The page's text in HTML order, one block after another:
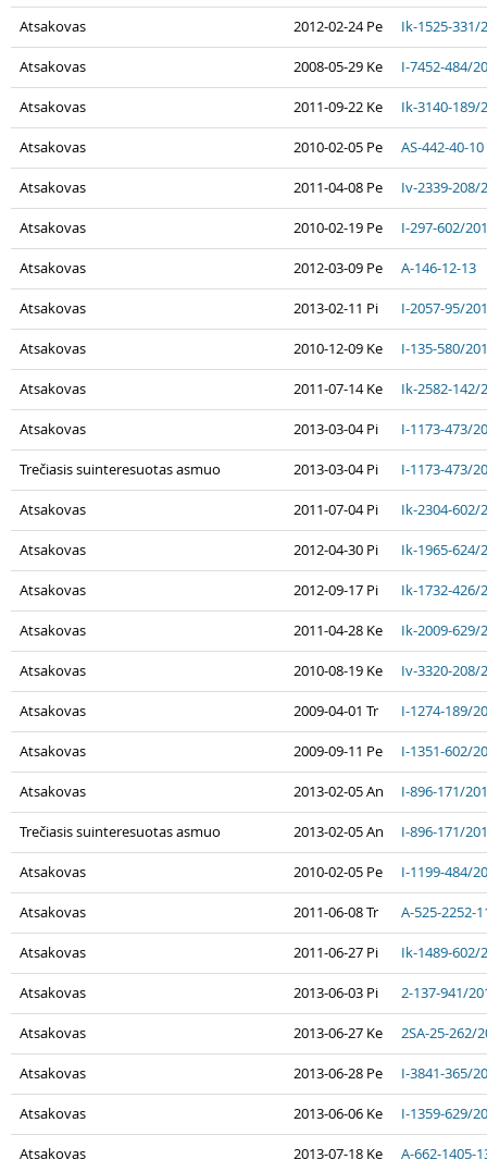
Atsakovas 2012-02-24 Pe Ik-1525-331/
Atsakovas 2008-05-29 Ke I-7452-484/
Atsakovas 2011-09-22 Ke Ik-3140-189/
Atsakovas 2010-02-05 Pe AS-442-40-10
Atsakovas 2011-04-08 Pe Iv-2339-208/
Atsakovas 2010-02-19 Pe I-297-602/
Atsakovas 2012-03-09 Pe A-146-12-13
Atsakovas 2013-02-11 Pi I-2057-95/
Atsakovas 2010-12-09 Ke I-135-580/
Atsakovas 2011-07-14 Ke Ik-2582-142/
Atsakovas 2013-03-04 Pi I-1173-473/
Trečiasis suinteresuotas asmuo 2013-03-04 Pi I-1173-473/
Atsakovas 2011-07-04 Pi Ik-2304-602/
Atsakovas 2012-04-30 Pi Ik-1965-624/
Atsakovas 2012-09-17 Pi Ik-1732-426/
Atsakovas 2011-04-28 Ke Ik-2009-629/
Atsakovas 2010-08-19 Ke Iv-3320-208/
Atsakovas 2009-04-01 Tr I-1274-189/
Atsakovas 2009-09-11 Pe I-1351-602/
Atsakovas 2013-02-05 An I-896-171/
Trečiasis suinteresuotas asmuo 2013-02-05 An I-896-171/
Atsakovas 2010-02-05 Pe I-1199-484/
Atsakovas 2011-06-08 Tr A-525-2252-
Atsakovas 2011-06-27 Pi Ik-1489-602/
Atsakovas 2013-06-03 Pi 2-137-941/
Atsakovas 2013-06-27 Ke 2SA-25-262/
Atsakovas 2013-06-28 Pe I-3841-365/
Atsakovas 2013-06-06 Ke I-1359-629/
Atsakovas 2013-07-18 Ke A-662-1405-